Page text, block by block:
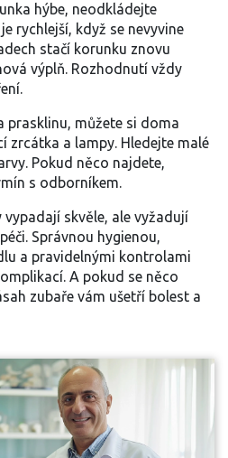
hýbe, neodkládejte
rychlejší, když se nevyvine
stačí korunku znovu
výplň. Rozhodnutí vždy
prasklinu, můžete si doma
a lampy. Hledejte malé
Pokud něco najdete,
s odborníkem.
vypadají skvěle, ale vyžadují
Správnou hygienou,
a pravidelnými kontrolami
A pokud se něco
zubaře vám ušetří bolest a